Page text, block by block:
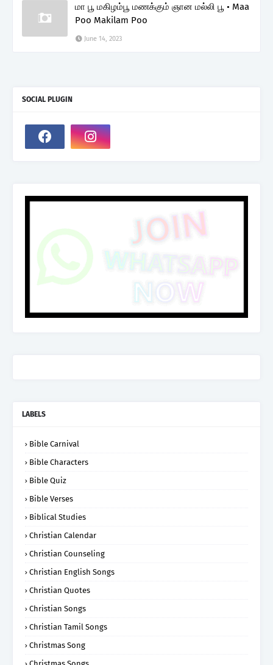
மா பூ மகிழம்பூ மணக்கும் ஞான மல்லி பூ • Maa
Poo Makilam Poo
June 14, 2023
SOCIAL PLUGIN
LABELS
Bible Carnival
Bible Characters
Bible Quiz
Bible Verses
Biblical Studies
Christian Calendar
Christian Counseling
Christian English Songs
Christian Quotes
Christian Songs
Christian Tamil Songs
Christmas Song